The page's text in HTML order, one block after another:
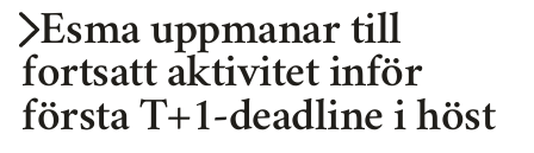
Esma uppmanar till
fortsatt aktivitet inför
första T+1-deadline i höst